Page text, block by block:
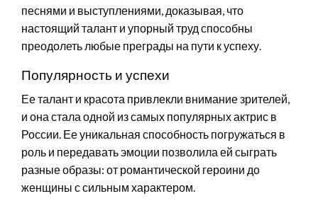
песнями и выступлениями, доказывая, что
настоящий талант и упорный труд способны
преодолеть любые преграды на пути к успеху.
Популярность и успехи
Ее талант и красота привлекли внимание зрителей,
и она стала одной из самых популярных актрис в
России. Ее уникальная способность погружаться в
роль и передавать эмоции позволила ей сыграть
разные образы: от романтической героини до
женщины с сильным характером.